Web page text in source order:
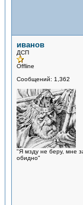
иванов
ДСП
Offline
Сообщений: 1,362
"Я мзду не беру, мне
обидно"